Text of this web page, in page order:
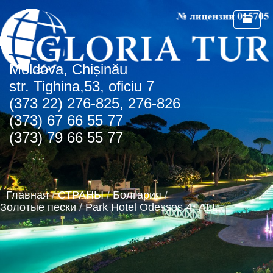
Мoldova, Chișinău
str. Tighina,53, oficiu 7
(373 22) 276-825, 276-826
(373) 67 66 55 77
(373) 79 66 55 77
Главная / СТРАНЫ / Болгария /
Золотые пески / Park Hotel Odessos 4* ALL
ГЛАВНАЯ
О КОМПАНИИ
СПЕЦПРЕДЛОЖЕНИЯ
СПО Болгария
СТРАНЫ
Болгария
Албена
Золотые пески
Регион Чайка
Солнечный день
Греция
о.Крит
Турция
Румыния
ОАЭ
НОВОСТИ
КОНТАКТЫ
АГЕНТСТВАМ
Туристическая лицензия
Транспортная лицензия